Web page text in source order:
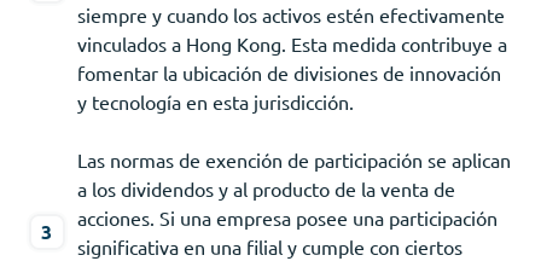
siempre y cuando los activos estén efectivamente
vinculados a Hong Kong. Esta medida contribuye a
fomentar la ubicación de divisiones de innovación
y tecnología en esta jurisdicción.
Las normas de exención de participación se aplican
a los dividendos y al producto de la venta de
acciones. Si una empresa posee una participación
significativa en una filial y cumple con ciertos